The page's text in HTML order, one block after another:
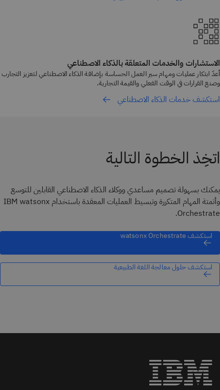
الاستشارات والخدمات المتعلقة بالذكاء الاصطناعي
أعدّ ابتكار عمليات ومهام سير العمل الحساسة بإضافة الذكاء الاصطناعي لتعزيز التجارب
وصنع القرارات في الوقت الفعلي والقيمة التجارية.
استكشف خدمات الذكاء الاصطناعي
اتخِذ الخطوة التالية
يمكنك بسهولة تصميم مساعدي ووكلاء الذكاء الاصطناعي القابلين للتوسع
وأتمتة المهام المتكررة وتبسيط العمليات المعقدة باستخدام IBM watsonx
Orchestrate.
استكشف watsonx Orchestrate
استكشف حلول معالجة اللغة الطبيعية